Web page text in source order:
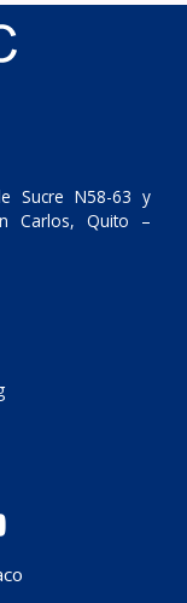
Sucre N58-63 y
Carlos, Quito –